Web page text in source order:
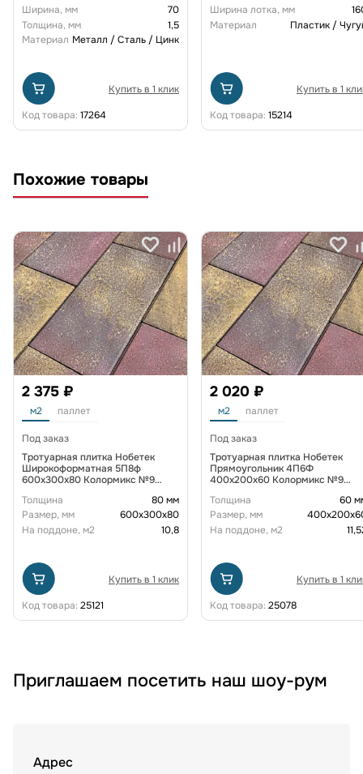
Ширина, мм
70
Толщина, мм
1,5
Материал Металл / Сталь / Цинк
Купить в 1 клик
Код товара: 17264
(комплект) 0805034-М
Ширина лотка, мм
Материал
Пластик /
Купить в 1
Код товара: 15214
Похожие товары
2 375 ₽
м2 паллет
Под заказ
Тротуарная плитка Нобетек
Широкоформатная 5П8ф
600x300x80 Колормикс №9
Толщина
80 мм
Размер, мм
600х300х80
На поддоне, м2
10,8
Купить в 1 клик
Код товара: 25121
2 020 ₽
м2 паллет
Под заказ
Тротуарная плитка Нобетек
Прямоугольник 4П6Ф
400x200x60 Колормикс №9
Толщина
60
Размер, мм
На поддоне, м2
Купить в 1
Код товара: 25078
Приглашаем посетить наш шоу-рум
Адрес